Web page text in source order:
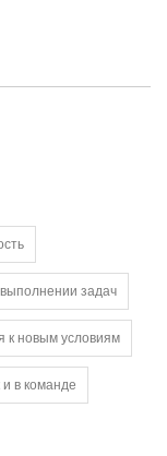
задач
к новым условиям
и в команде